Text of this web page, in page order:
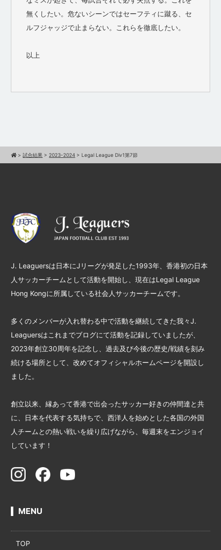
無くしたい。危ないシーンではセーフティに蹴る、セ
ルフジャッジで止まらない。これらを徹底したい。
以上
>試合結果 > 2023-2024 > Legal League Div1第7節
J. Leaguersは日本にJリーグが発足した1993年、香港初の日本
人サッカーチームとして活動を開始し、現在はLegal League
Hong Kongに所属している社会人サッカーチームです。
多くのメンバーが入れ替わる中で活動を継続してきた我々J.
Leaguersはこれまでブログにて活動を記録していましたが、
2023年創立30周年を記念し、過去及び今後の歴史/戦績を刻み
続ける場所として、改めてオフィシャルホームページを開設し
ました。
創立以来、縁あって香港で出会ったサッカー好きの仲間達と共
に、日本を代表する気持ちで、西洋人を始めとした各国の外国
人チームとの熱い戦いを繰り広げながら、毎週末をエンジョイ
しています！
MENU
TOP